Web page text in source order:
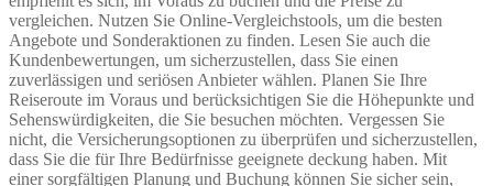
vergleichen. Nutzen Sie Online-Vergleichstools, um die besten
Angebote und Sonderaktionen zu finden. Lesen Sie auch die
Kundenbewertungen, um sicherzustellen, dass Sie einen
zuverlässigen und seriösen Anbieter wählen. Planen Sie Ihre
Reiseroute im Voraus und berücksichtigen Sie die Höhepunkte und
Sehenswürdigkeiten, die Sie besuchen möchten. Vergessen Sie
nicht, die Versicherungsoptionen zu überprüfen und sicherzustellen,
dass Sie die für Ihre Bedürfnisse geeignete deckung haben. Mit
einer sorgfältigen Planung und Buchung können Sie sicher sein,